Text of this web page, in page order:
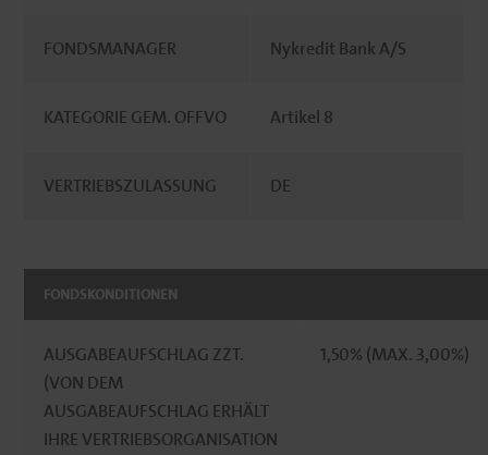
FONDSMANAGER Nykredit Bank A/S
KATEGORIE GEM. OFFVO Artikel 8
VERTRIEBSZULASSUNG DE
FONDSKONDITIONEN
AUSGABEAUFSCHLAG ZZT.
(VON DEM
AUSGABEAUFSCHLAG ERHÄLT
IHRE VERTRIEBSORGANISATION
1,50% (MAX. 3,00%)